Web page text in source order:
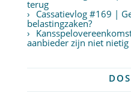
terug
Cassatievlog #169 |
belastingzaken?
aanbieder zijn niet nietig